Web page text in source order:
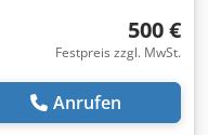
500 €
Festpreis zzgl. MwSt.
Anrufen